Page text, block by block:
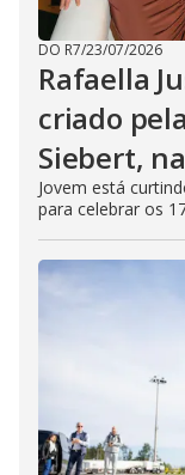
DO R7/23/07/2026
Rafaella
criado
Siebert,
Jovem está
para celebrar os